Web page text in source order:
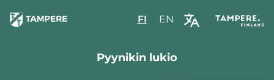
Hyppää
pääsisältöön
FIValitse
suomi
ENSelect
English
Pyynikin lukio